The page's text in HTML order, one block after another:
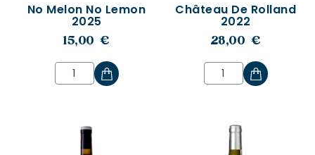
No Melon No Lemon
2025
15,00 €
Château De Rolland
2022
28,00 €